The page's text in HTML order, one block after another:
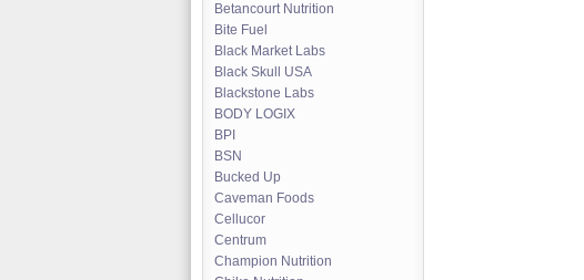
Betancourt Nutrition
Bite Fuel
Black Market Labs
Black Skull USA
Blackstone Labs
BODY LOGIX
BPI
BSN
Bucked Up
Caveman Foods
Cellucor
Centrum
Champion Nutrition